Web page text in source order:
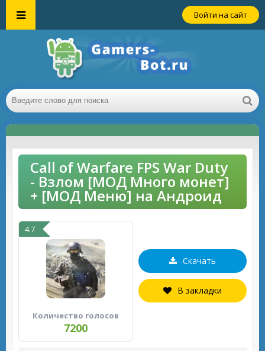
Войти на сайт
Call of Warfare FPS War Duty
- Взлом [МОД Много монет]
+ [МОД Меню] на Андроид
4.7
Количество голосов
7200
Скачать
В закладки